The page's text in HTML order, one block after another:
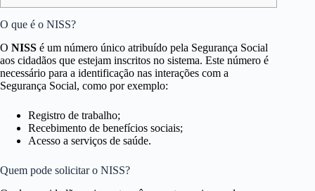
O que é o NISS?
O NISS é um número único atribuído pela Segurança Social
aos cidadãos que estejam inscritos no sistema. Este número é
necessário para a identificação nas interações com a
Segurança Social, como por exemplo:
Registro de trabalho;
Recebimento de benefícios sociais;
Acesso a serviços de saúde.
Quem pode solicitar o NISS?